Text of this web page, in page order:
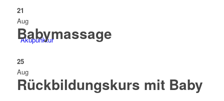
Akupunktur
21
Aug
Babymassage
25
Aug
Rückbildungskurs mit Baby